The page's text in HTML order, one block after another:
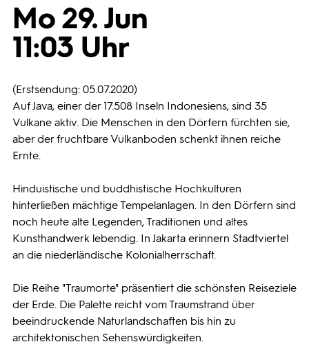
Programmwochen
Mo 29. Jun
11:03 Uhr
(Erstsendung: 05.07.2020)
Auf Java, einer der 17.508 Inseln Indonesiens, sind 35
Vulkane aktiv. Die Menschen in den Dörfern fürchten sie,
aber der fruchtbare Vulkanboden schenkt ihnen reiche
Ernte.
Hinduistische und buddhistische Hochkulturen
hinterließen mächtige Tempelanlagen. In den Dörfern sind
noch heute alte Legenden, Traditionen und altes
Kunsthandwerk lebendig. In Jakarta erinnern Stadtviertel
an die niederländische Kolonialherrschaft.
Die Reihe "Traumorte" präsentiert die schönsten Reiseziele
der Erde. Die Palette reicht vom Traumstrand über
beeindruckende Naturlandschaften bis hin zu
architektonischen Sehenswürdigkeiten.